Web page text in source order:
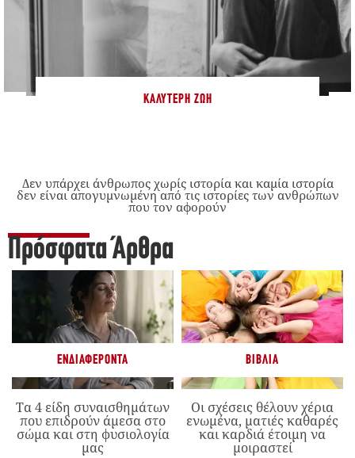
ΚΑΛΎΤΕΡΗ ΖΩΉ
Δεν υπάρχει άνθρωπος χωρίς ιστορία και καμία ιστορία
δεν είναι απογυμνωμένη από τις ιστορίες των ανθρώπων
που τον αφορούν
Πρόσφατα Άρθρα
ΕΝΔΙΑΦΈΡΟΝΤΑ
Τα 4 είδη συναισθημάτων
που επιδρούν άμεσα στο
σώμα και στη φυσιολογία
μας
ΒΙΒΛΊΑ
Οι σχέσεις θέλουν χέρια
ενωμένα, ματιές καθαρές
και καρδιά έτοιμη να
μοιραστεί